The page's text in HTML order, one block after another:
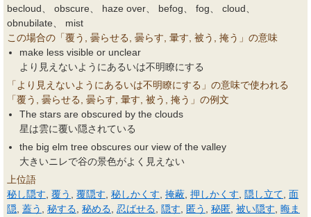
becloud、 obscure、 haze over、 befog、 fog、 cloud、
obnubilate、 mist
この場合の「覆う, 曇らせる, 曇らす, 暈す, 被う, 掩う」の意味
make less visible or unclear
より見えないようにあるいは不明瞭にする
「より見えないようにあるいは不明瞭にする」の意味で使われる
「覆う, 曇らせる, 曇らす, 暈す, 被う, 掩う」の例文
The stars are obscured by the clouds
星は雲に覆い隠されている
the big elm tree obscures our view of the valley
大きいニレで谷の景色がよく見えない
上位語
秘し隠す 覆う 覆隠す 秘しかくす 掩蔽 押しかくす 隠し立て 面
隠 蓋う 秘する 秘める 忍ばせる 隠す 匿う 秘匿 被い隠す 晦ま